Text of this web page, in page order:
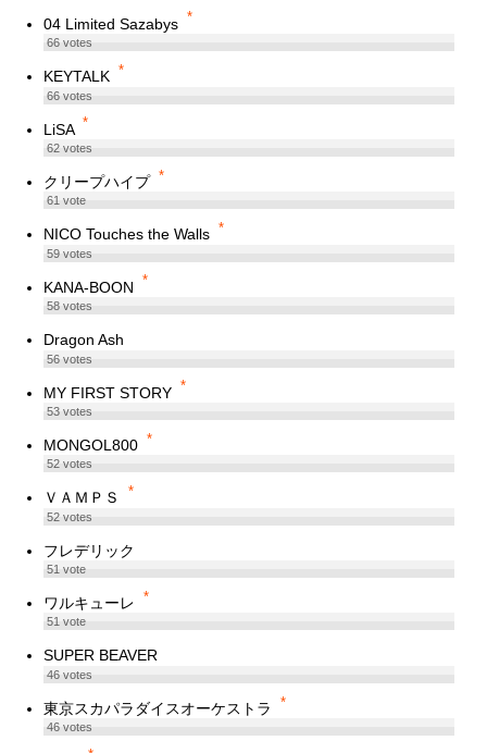
04 Limited Sazabys *
66votes
KEYTALK *
66votes
LiSA *
62votes
クリープハイプ *
61vote
NICO Touches the Walls *
59votes
KANA-BOON *
58votes
Dragon Ash
56votes
MY FIRST STORY *
53votes
MONGOL800 *
52votes
ＶＡＭＰＳ *
52votes
フレデリック
51vote
ワルキューレ *
51vote
SUPER BEAVER
46votes
東京スカパラダイスオーケストラ *
46votes